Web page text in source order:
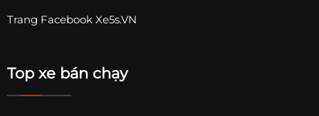
Trang Facebook Xe5s.VN
Top xe bán chạy